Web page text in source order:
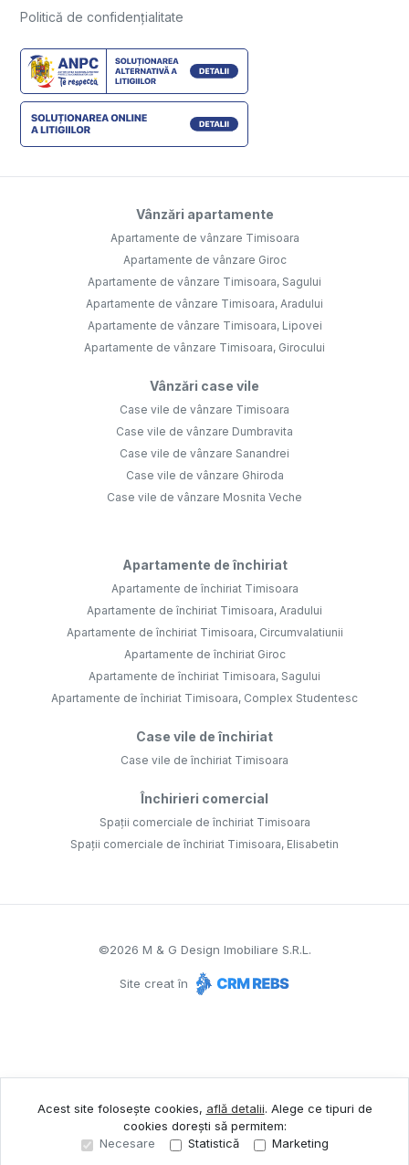
Politică de confidențialitate
Vânzări apartamente
Apartamente de vânzare Timisoara
Apartamente de vânzare Giroc
Apartamente de vânzare Timisoara, Sagului
Apartamente de vânzare Timisoara, Aradului
Apartamente de vânzare Timisoara, Lipovei
Apartamente de vânzare Timisoara, Girocului
Vânzări case vile
Case vile de vânzare Timisoara
Case vile de vânzare Dumbravita
Case vile de vânzare Sanandrei
Case vile de vânzare Ghiroda
Case vile de vânzare Mosnita Veche
Apartamente de închiriat
Apartamente de închiriat Timisoara
Apartamente de închiriat Timisoara, Aradului
Apartamente de închiriat Timisoara, Circumvalatiunii
Apartamente de închiriat Giroc
Apartamente de închiriat Timisoara, Sagului
Apartamente de închiriat Timisoara, Complex Studentesc
Case vile de închiriat
Case vile de închiriat Timisoara
Închirieri comercial
Spații comerciale de închiriat Timisoara
Spații comerciale de închiriat Timisoara, Elisabetin
©2026 M & G Design Imobiliare S.R.L.
Site creat în
Acest site folosește cookies, află detalii. Alege ce tipuri de
cookies dorești să permitem:
Necesare
Statistică Marketing